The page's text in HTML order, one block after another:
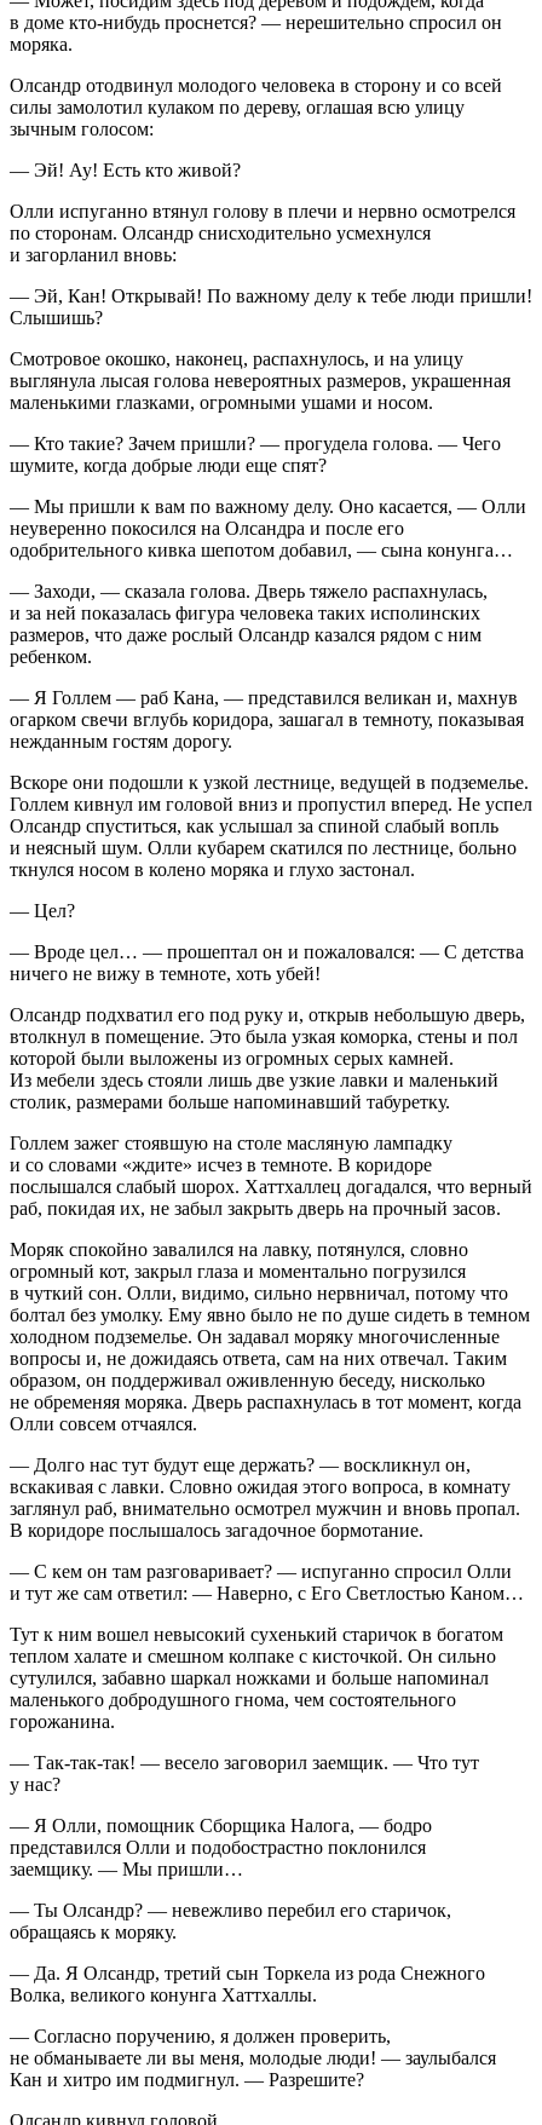
в доме кто-нибудь проснется? — нерешительно спросил он
моряка.
Олсандр отодвинул молодого человека в сторону и со всей
силы замолотил кулаком по дереву, оглашая всю улицу
зычным голосом:
— Эй! Ау! Есть кто живой?
Олли испуганно втянул голову в плечи и нервно осмотрелся
по сторонам. Олсандр снисходительно усмехнулся
и загорланил вновь:
— Эй, Кан! Открывай! По важному делу к тебе люди пришли!
Слышишь?
Смотровое окошко, наконец, распахнулось, и на улицу
выглянула лысая голова невероятных размеров, украшенная
маленькими глазками, огромными ушами и носом.
— Кто такие? Зачем пришли? — прогудела голова. — Чего
шумите, когда добрые люди еще спят?
— Мы пришли к вам по важному делу. Оно касается, — Олли
неуверенно покосился на Олсандра и после его
одобрительного кивка шепотом добавил, — сына конунга…
— Заходи, — сказала голова. Дверь тяжело распахнулась,
и за ней показалась фигура человека таких исполинских
размеров, что даже рослый Олсандр казался рядом с ним
ребенком.
— Я Голлем — раб Кана, — представился великан и, махнув
огарком свечи вглубь коридора, зашагал в темноту, показывая
нежданным гостям дорогу.
Вскоре они подошли к узкой лестнице, ведущей в подземелье.
Голлем кивнул им головой вниз и пропустил вперед. Не успел
Олсандр спуститься, как услышал за спиной слабый вопль
и неясный шум. Олли кубарем скатился по лестнице, больно
ткнулся носом в колено моряка и глухо застонал.
— Цел?
— Вроде цел… — прошептал он и пожаловался: — С детства
ничего не вижу в темноте, хоть убей!
Олсандр подхватил его под руку и, открыв небольшую дверь,
втолкнул в помещение. Это была узкая коморка, стены и пол
которой были выложены из огромных серых камней.
Из мебели здесь стояли лишь две узкие лавки и маленький
столик, размерами больше напоминавший табуретку.
Голлем зажег стоявшую на столе масляную лампадку
и со словами «ждите» исчез в темноте. В коридоре
послышался слабый шорох. Хаттхаллец догадался, что верный
раб, покидая их, не забыл закрыть дверь на прочный засов.
Моряк спокойно завалился на лавку, потянулся, словно
огромный кот, закрыл глаза и моментально погрузился
в чуткий сон. Олли, видимо, сильно нервничал, потому что
болтал без умолку. Ему явно было не по душе сидеть в темном
холодном подземелье. Он задавал моряку многочисленные
вопросы и, не дожидаясь ответа, сам на них отвечал. Таким
образом, он поддерживал оживленную беседу, нисколько
не обременяя моряка. Дверь распахнулась в тот момент, когда
Олли совсем отчаялся.
— Долго нас тут будут еще держать? — воскликнул он,
вскакивая с лавки. Словно ожидая этого вопроса, в комнату
заглянул раб, внимательно осмотрел мужчин и вновь пропал.
В коридоре послышалось загадочное бормотание.
— С кем он там разговаривает? — испуганно спросил Олли
и тут же сам ответил: — Наверно, с Его Светлостью Каном…
Тут к ним вошел невысокий сухенький старичок в богатом
теплом халате и смешном колпаке с кисточкой. Он сильно
сутулился, забавно шаркал ножками и больше напоминал
маленького добродушного гнома, чем состоятельного
горожанина.
— Так-так-так! — весело заговорил заемщик. — Что тут
у нас?
— Я Олли, помощник Сборщика Налога, — бодро
представился Олли и подобострастно поклонился
заемщику. — Мы пришли…
— Ты Олсандр? — невежливо перебил его старичок,
обращаясь к моряку.
— Да. Я Олсандр, третий сын Торкела из рода Снежного
Волка, великого конунга Хаттхаллы.
— Согласно поручению, я должен проверить,
не обманываете ли вы меня, молодые люди! — заулыбался
Кан и хитро им подмигнул. — Разрешите?
Олсандр кивнул головой.